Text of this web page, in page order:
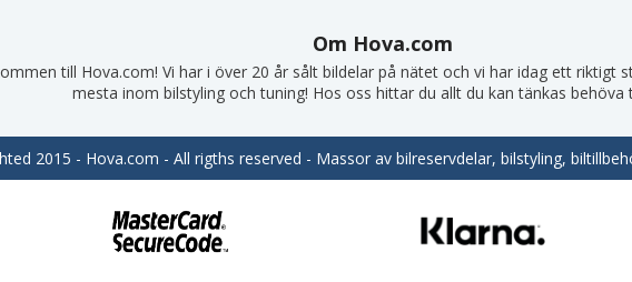
Om Hova.com
till Hova.com! Vi har i över 20 år sålt bildelar på nätet och vi har idag ett riktigt
mesta inom bilstyling och tuning! Hos oss hittar du allt du kan tänkas behöva
2015 - Hova.com - All rigths reserved - Massor av bilreservdelar, bilstyling,